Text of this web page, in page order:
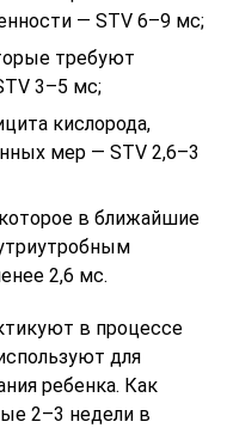
— STV 6–9 мс;
требуют
3–5 мс;
кислорода,
мер — STV 2,6–3
в ближайшие
2,6 мс.
в процессе
для
ребенка. Как
2–3 недели в